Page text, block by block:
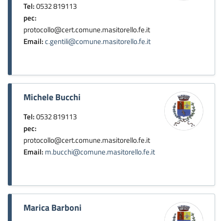
Tel:0532 819113
pec:
protocollo@cert.comune.masitorello.fe.it
Email:c.gentili@comune.masitorello.fe.it
Michele Bucchi
Tel:0532 819113
pec:
protocollo@cert.comune.masitorello.fe.it
Email: m.bucchi@comune.masitorello.fe.it
Marica Barboni